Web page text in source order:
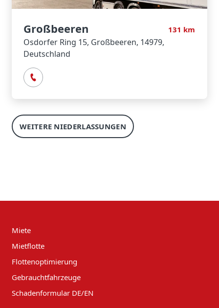
131 km
Großbeeren
Osdorfer Ring 15, Großbeeren, 14979,
Deutschland
WEITERE NIEDERLASSUNGEN
Miete
Mietflotte
Flottenoptimierung
Gebrauchtfahrzeuge
Schadenformular DE/EN